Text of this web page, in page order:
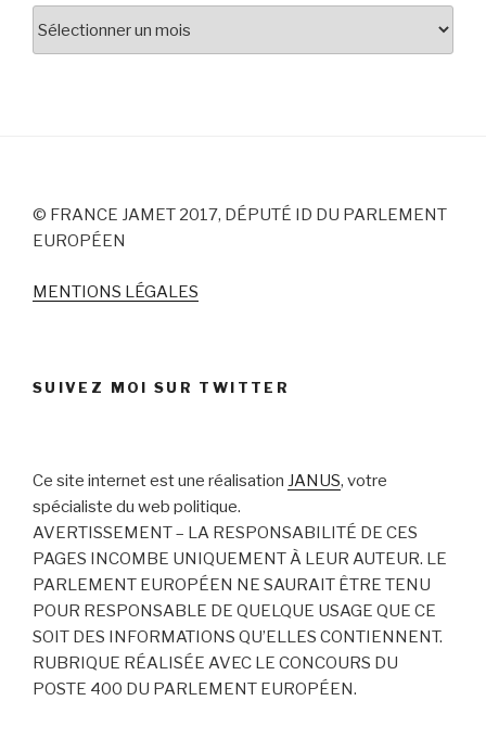
© FRANCE JAMET 2017, DÉPUTÉ ID DU PARLEMENT
EUROPÉEN
MENTIONS LÉGALES
SUIVEZ MOI SUR TWITTER
Ce site internet est une réalisation JANUS, votre
spécialiste du web politique.
AVERTISSEMENT – LA RESPONSABILITÉ DE CES
PAGES INCOMBE UNIQUEMENT À LEUR AUTEUR. LE
PARLEMENT EUROPÉEN NE SAURAIT ÊTRE TENU
POUR RESPONSABLE DE QUELQUE USAGE QUE CE
SOIT DES INFORMATIONS QU’ELLES CONTIENNENT.
RUBRIQUE RÉALISÉE AVEC LE CONCOURS DU
POSTE 400 DU PARLEMENT EUROPÉEN.